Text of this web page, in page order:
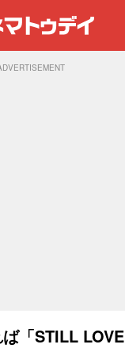
「STILL LOVE